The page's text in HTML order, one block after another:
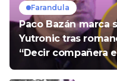
Farandula
Paco Bazán marca
Yutronic tras
“Decir compañera